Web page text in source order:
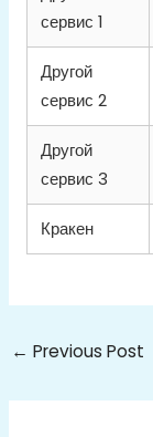
сервис 1
Другой
сервис 2
Другой
сервис 3
Кракен
← Previous Post